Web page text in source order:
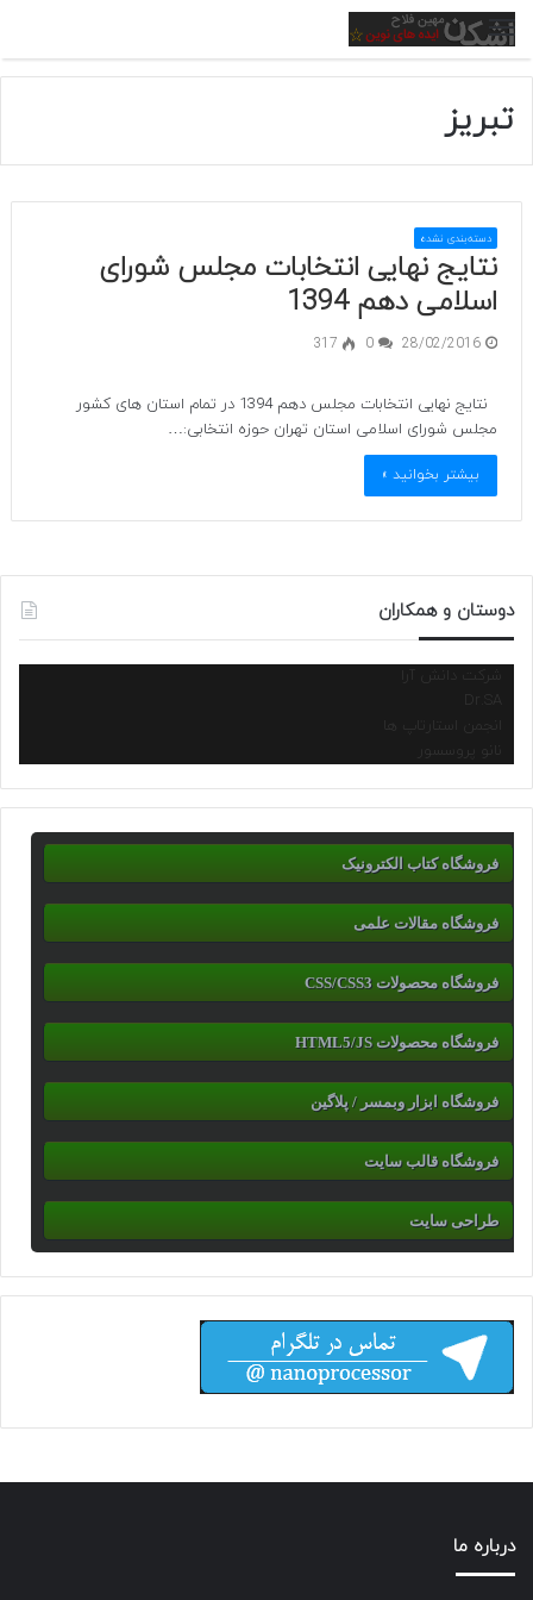
منو
تبریز
دسته‌بندی نشده
نتایج نهایی انتخابات مجلس شورای
اسلامی دهم 1394
28/02/2016
0
317
نتایج نهایی انتخابات مجلس دهم 1394 در تمام استان های کشور
مجلس شورای اسلامی استان تهران حوزه انتخابی:…
بیشتر بخوانید »
دوستان و همکاران
شرکت دانش آرا
انجمن استارتاپ ها
نانو پروسسور
فروشگاه کتاب الکترونیک
فروشگاه مقالات علمی
فروشگاه محصولات CSS/CSS3
فروشگاه محصولات HTML5/JS
فروشگاه ابزار وبمسر / پلاگین
فروشگاه قالب سایت
طراحی سایت
درباره ما